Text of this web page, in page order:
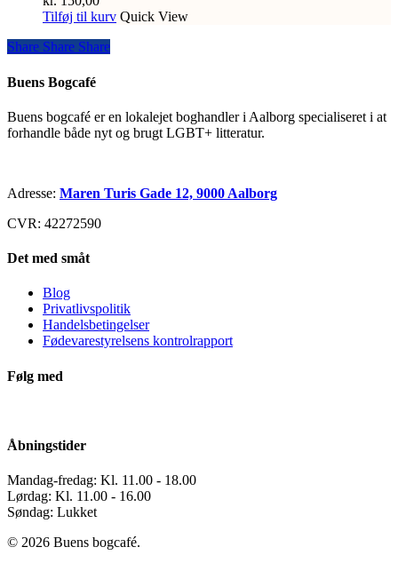
Tilføj til kurv Quick View
Share
Share Share Share
Buens Bogcafé
Buens bogcafé er en lokalejet boghandler i Aalborg specialiseret i at
forhandle både nyt og brugt LGBT+ litteratur.
Adresse: Maren Turis Gade 12, 9000 Aalborg
CVR: 42272590
Det med småt
Blog
Privatlivspolitik
Handelsbetingelser
Fødevarestyrelsens kontrolrapport
Følg med
Åbningstider
Mandag-fredag: Kl. 11.00 - 18.00
Lørdag: Kl. 11.00 - 16.00
Søndag: Lukket
© 2026 Buens bogcafé.